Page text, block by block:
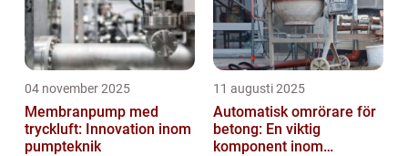
04 november 2025
Membranpump med
tryckluft: Innovation inom
pumpteknik
11 augusti 2025
Automatisk omrörare för
betong: En viktig
komponent inom